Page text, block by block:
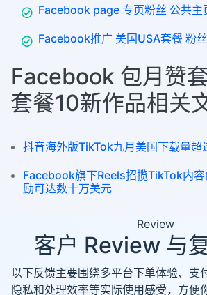
Facebook page 专页粉丝 公共主
Facebook推广 美国USA套餐 粉
Facebook 包月赞
套餐10新作品相关
抖音海外版TikTok九月美国下载量
Facebook旗下Reels招揽TikTok内容
励可达数十万美元
Review
客户 Review 与
以下反馈主要围绕多平台下单体验、支
隐私和处理效率等实际使用感受，方便